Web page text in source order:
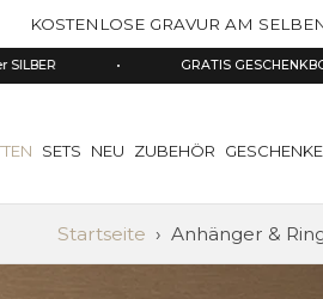
KOSTENLOSE GRAVUR AM
GRATIS GESCHENKBOX &
SETS NEU ZUBEHÖR GESCHENKE
Startseite › Anhänger &